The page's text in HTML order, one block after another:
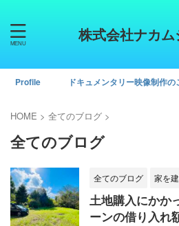
株式会社ナカ
Profile ドキュメンタリー映像制作の
HOME > 全てのブログ >
全てのブログ
全てのブログ 家を
土地購入にかか
ーンの借り入れ